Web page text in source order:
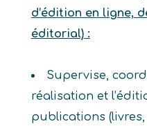
d’édition en ligne,
éditorial) :
Supervise,
réalisation et
publications